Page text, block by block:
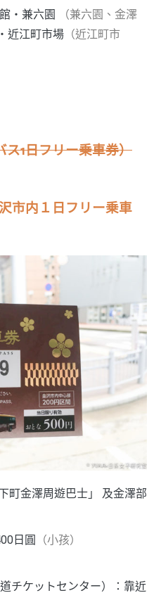
‧兼六園
（兼六園、金澤
近江町市場 （近江町市
1日フリー乗車券）
市内１日フリー乗車
町金澤周遊巴士」 及金澤部
日圓
（小孩）
チケットセンター）：靠近